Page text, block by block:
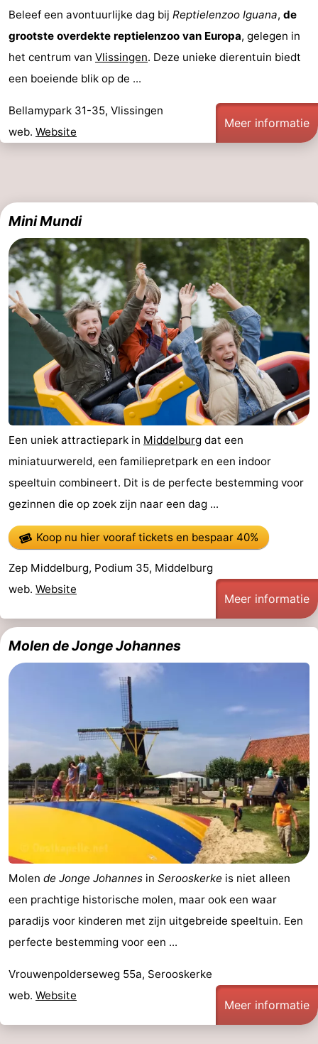
Beleef een avontuurlijke dag bij Reptielenzoo Iguana, de
grootste overdekte reptielenzoo van Europa, gelegen in
het centrum van Vlissingen. Deze unieke dierentuin biedt
een boeiende blik op de ...
Bellamypark 31-35, Vlissingen
web. Website
Meer informatie
Mini Mundi
Een uniek attractiepark in Middelburg dat een
miniatuurwereld, een familiepretpark en een indoor
speeltuin combineert. Dit is de perfecte bestemming voor
gezinnen die op zoek zijn naar een dag ...
Koop nu hier vooraf ticketsen bespaar 40%
Zep Middelburg, Podium 35, Middelburg
web. Website
Meer informatie
Molen de Jonge Johannes
Molen de Jonge Johannes in Serooskerke is niet alleen
een prachtige historische molen, maar ook een waar
paradijs voor kinderen met zijn uitgebreide speeltuin. Een
perfecte bestemming voor een ...
Vrouwenpolderseweg 55a, Serooskerke
web. Website
Meer informatie